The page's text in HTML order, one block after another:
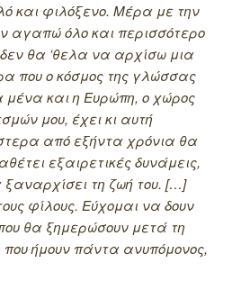
και φιλόξενο. Μέρα με την
αγαπώ όλο και περισσότερο
θα ‘θελα να αρχίσω μια
που ο κόσμος της γλώσσας
μένα και η Ευρώπη, ο χώρος
μου, έχει κι αυτή
από εξήντα χρόνια θα
εξαιρετικές δυνάμεις,
τη ζωή του. […]
φίλους. Εύχομαι να δουν
θα ξημερώσουν μετά τη
ήμουν πάντα ανυπόμονος,